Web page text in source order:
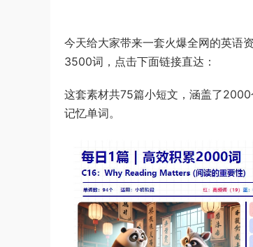
今天给大家带来一套火爆全网的英语
3500词，点击下面链接直达：
这套素材共75篇小短文，涵盖了
记忆单词。